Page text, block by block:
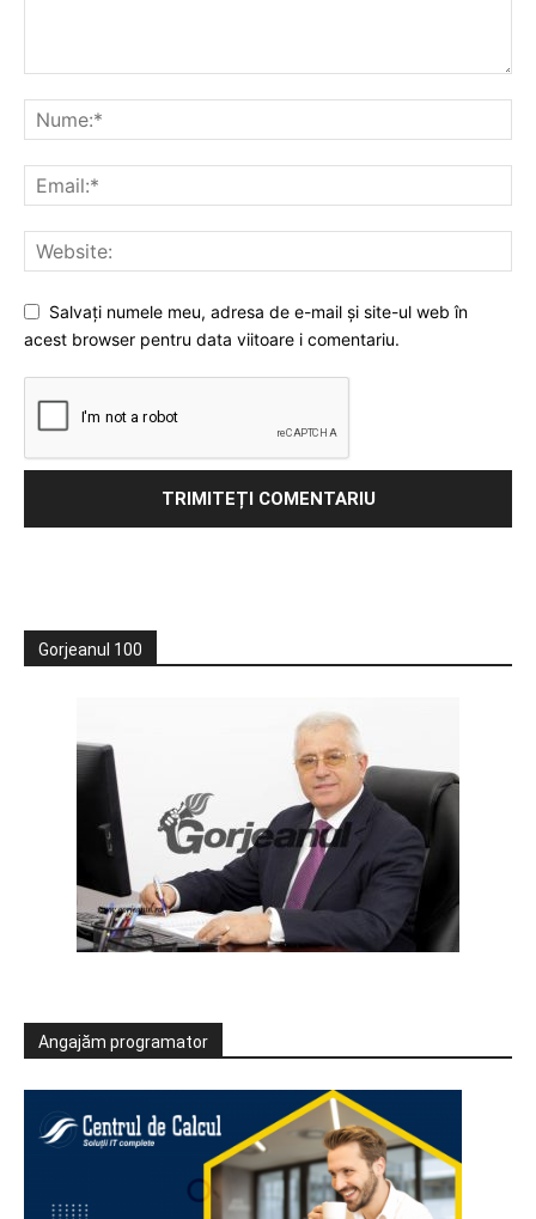
Salvați numele meu, adresa de e-mail și site-ul web în
acest browser pentru data viitoare i comentariu.
Gorjeanul 100
Angajăm programator